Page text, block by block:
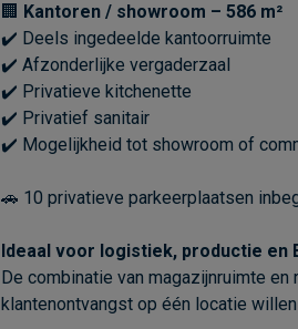
🏢 Kantoren / showroom – 586 m²
✔️ Deels ingedeelde kantoorruimte
✔️ Afzonderlijke vergaderzaal
✔️ Privatieve kitchenette
✔️ Privatief sanitair
✔️ Mogelijkheid tot showroom of
🚗 10 privatieve parkeerplaatsen
Ideaal voor logistiek, productie en
De combinatie van magazijnruimte
klantenontvangst op één locatie